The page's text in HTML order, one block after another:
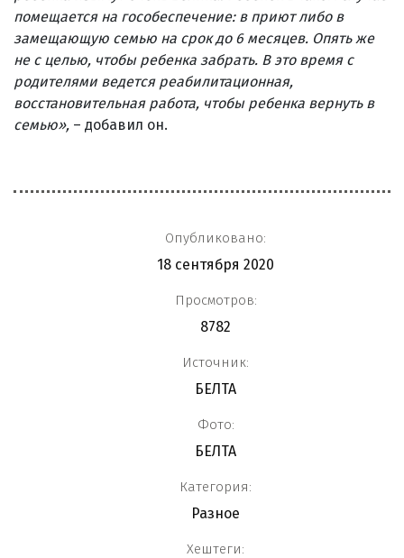
помещается на гособеспечение: в приют либо в
замещающую семью на срок до 6 месяцев. Опять же
не с целью, чтобы ребенка забрать. В это время с
родителями ведется реабилитационная,
восстановительная работа, чтобы ребенка вернуть в
семью», – добавил он.
Опубликовано:
18 сентября 2020
Просмотров:
8782
Источник:
БЕЛТА
Фото:
БЕЛТА
Категория:
Разное
Хештеги: